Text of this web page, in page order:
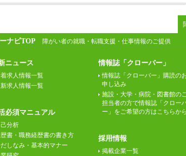
ナビTOP 障がい者の就職・転職支援・仕事情報のご提供
ニュース
求人情報一覧
求人情報一覧
必須マニュアル
分析
書・職務経歴書の書き方
しなみ・基本的マナー
情報誌「クローバー」
情報誌「クローバー」購読の
申し込み
施設・大学・病院・図書館の
担当者の方で情報誌「クロー
ー」をご希望の方はこちらから
採用情報
掲載企業一覧